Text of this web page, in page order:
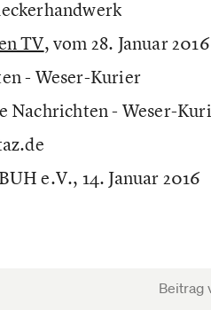
TV, vom 28. Januar 2016
- Weser-Kurier
Nachrichten - Weser-
e.V., 14. Januar 2016
Beitrag